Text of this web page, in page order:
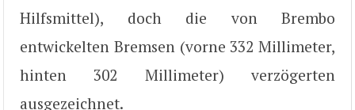
Hilfsmittel), doch die von Brembo
entwickelten Bremsen (vorne 332 Millimeter,
hinten 302 Millimeter) verzögerten
ausgezeichnet.